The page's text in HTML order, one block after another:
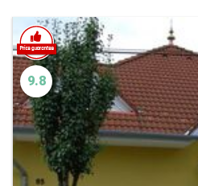
9.8